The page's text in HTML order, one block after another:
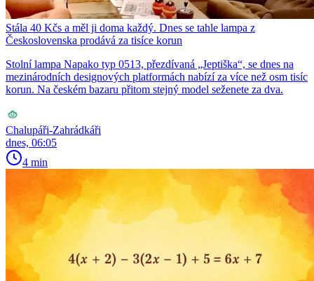
Stála 40 Kčs a měl ji doma každý. Dnes se tahle lampa z
Československa prodává za tisíce korun
Stolní lampa Napako typ 0513, přezdívaná „Jeptiška“, se dnes na
mezinárodních designových platformách nabízí za více než osm tisíc
korun. Na českém bazaru přitom stejný model seženete za dva.
Chalupáři-Zahrádkáři
dnes, 06:05
4 min